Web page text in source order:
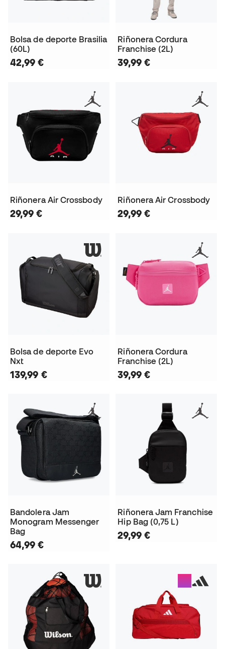
Bolsa de deporte Brasilia
(60L)
42,99 €
Riñonera Cordura
Franchise (2L)
39,99 €
Riñonera Air Crossbody
29,99 €
Riñonera Air Crossbody
29,99 €
Bolsa de deporte Evo
Nxt
139,99 €
Riñonera Cordura
Franchise (2L)
39,99 €
Bandolera Jam
Monogram Messenger
Bag
64,99 €
Riñonera Jam Franchise
Hip Bag (0,75 L)
29,99 €